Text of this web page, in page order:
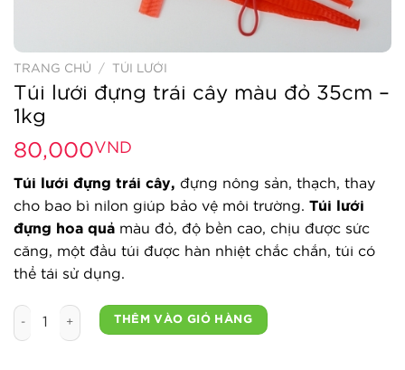
TRANG CHỦ / TÚI LƯỚI
Túi lưới đựng trái cây màu đỏ 35cm –
1kg
80,000VND
Túi lưới đựng trái cây, đựng nông sản, thạch, thay
cho bao bì nilon giúp bảo vệ môi trường. Túi lưới
đựng hoa quả màu đỏ, độ bền cao, chịu được sức
căng, một đầu túi được hàn nhiệt chắc chắn, túi có
thể tái sử dụng.
Túi lưới đựng trái cây màu đỏ 35cm - 1kg số lượng
THÊM VÀO GIỎ HÀNG